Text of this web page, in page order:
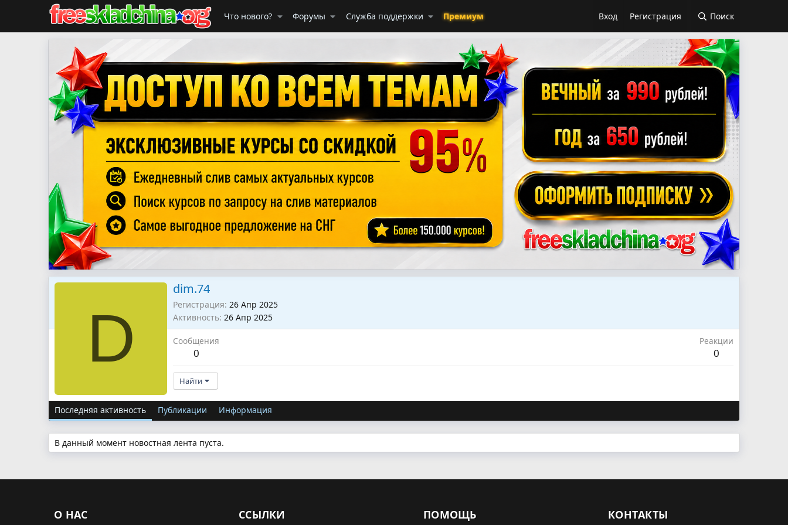
Что нового? Форумы Служба поддержки Премиум Вход Регистрация Поиск
D
dim.74
Регистрация 26 Апр 2025
Активность 26 Апр 2025
Сообщения
0
Реакции
0
Найти
Последняя активность Публикации Информация
В данный момент новостная лента пуста.
О НАС ССЫЛКИ ПОМОЩЬ КОНТАКТЫ